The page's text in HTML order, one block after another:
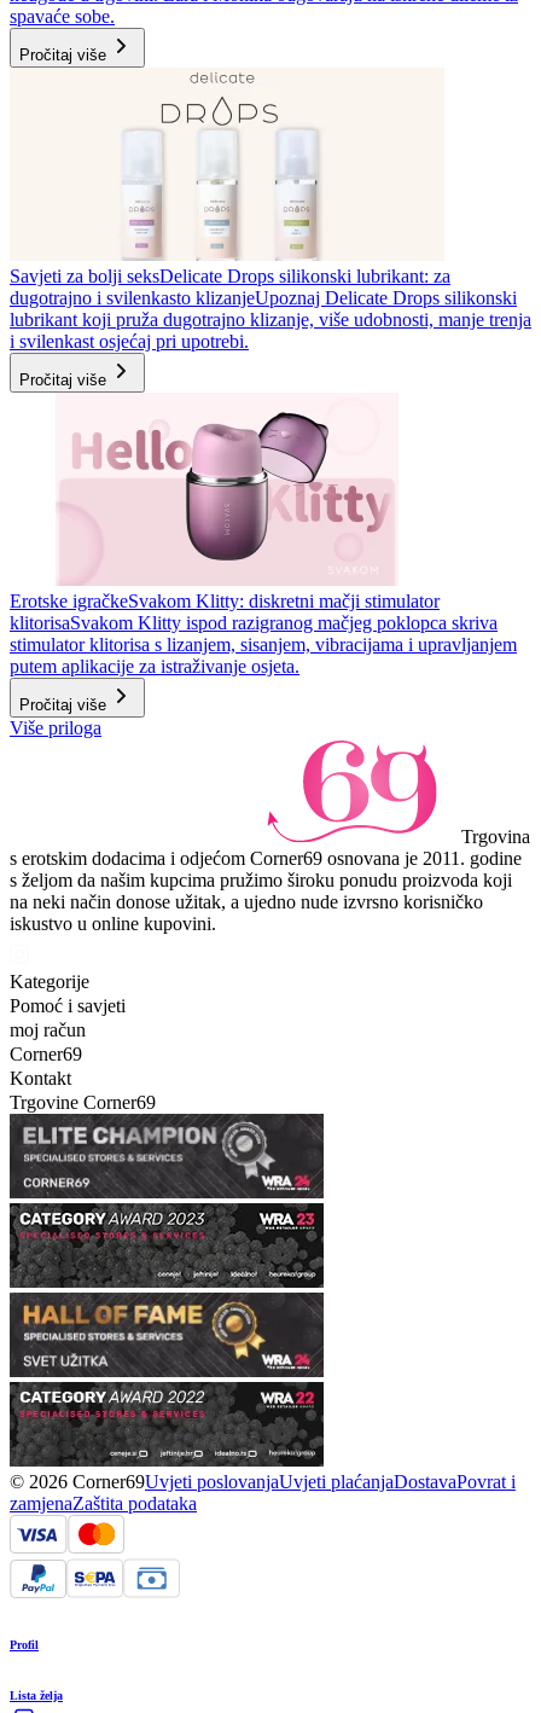
spavaće sobe.
Pročitaj više
Savjeti za bolji seksDelicate Drops silikonski lubrikant: za
dugotrajno i svilenkasto klizanjeUpoznaj Delicate Drops silikonski
lubrikant koji pruža dugotrajno klizanje, više udobnosti, manje trenja
i svilenkast osjećaj pri upotrebi.
Pročitaj više
Erotske igračkeSvakom Klitty: diskretni mačji stimulator
klitorisaSvakom Klitty ispod razigranog mačjeg poklopca skriva
stimulator klitorisa s lizanjem, sisanjem, vibracijama i upravljanjem
putem aplikacije za istraživanje osjeta.
Pročitaj više
Više priloga
Trgovina
s erotskim dodacima i odjećom Corner69 osnovana je 2011. godine
s željom da našim kupcima pružimo široku ponudu proizvoda koji
na neki način donose užitak, a ujedno nude izvrsno korisničko
iskustvo u online kupovini.
Kategorije
Pomoć i savjeti
moj račun
Corner69
Kontakt
Trgovine Corner69
© 2026 Corner69Uvjeti poslovanjaUvjeti plaćanjaDostavaPovrat i
zamjenaZaštita podataka
Profil
Lista želja